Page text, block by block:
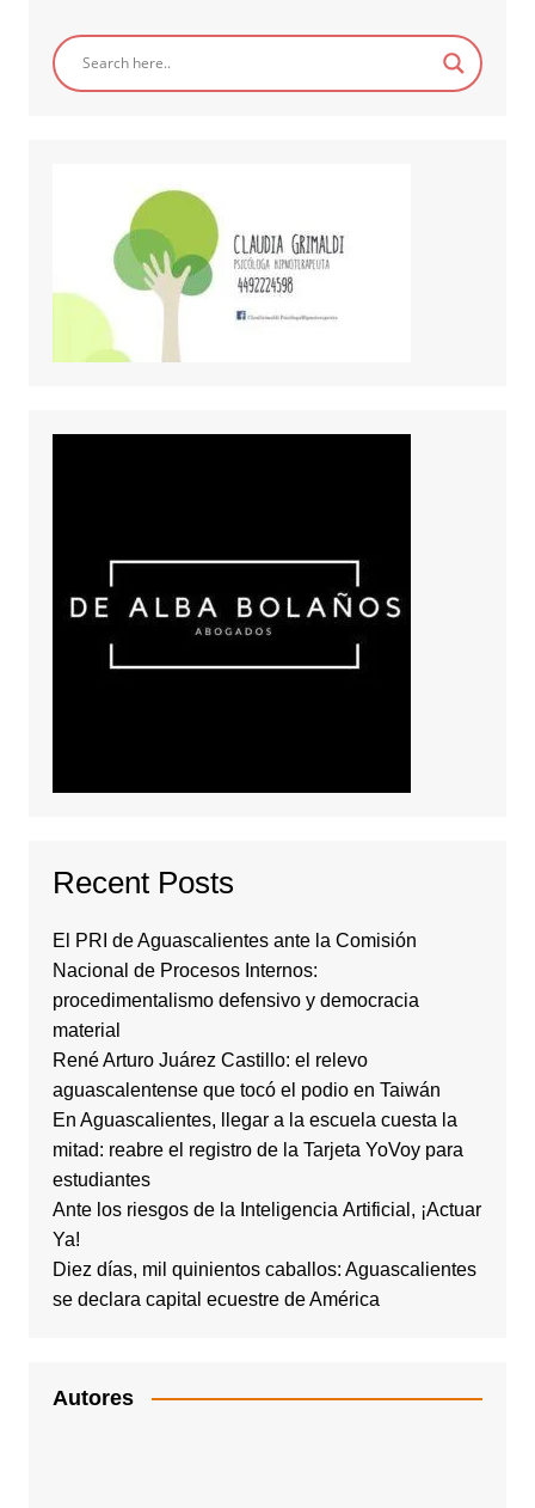
Recent Posts
El PRI de Aguascalientes ante la Comisión
Nacional de Procesos Internos:
procedimentalismo defensivo y democracia
material
René Arturo Juárez Castillo: el relevo
aguascalentense que tocó el podio en Taiwán
En Aguascalientes, llegar a la escuela cuesta la
mitad: reabre el registro de la Tarjeta YoVoy para
estudiantes
Ante los riesgos de la Inteligencia Artificial, ¡Actuar
Ya!
Diez días, mil quinientos caballos: Aguascalientes
se declara capital ecuestre de América
Autores